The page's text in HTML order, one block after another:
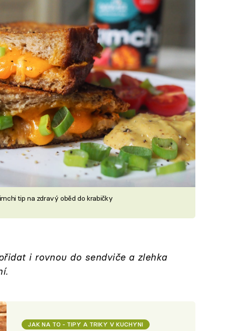
tip na zdravý oběd do krabičky
i rovnou do sendviče a zlehka
JAK NA TO - TIPY A TRIKY V KUCHYNI